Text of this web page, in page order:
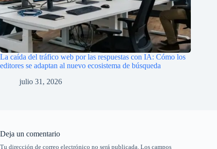
La caída del tráfico web por las respuestas con IA: Cómo los
editores se adaptan al nuevo ecosistema de búsqueda
julio 31, 2026
Deja un comentario
Tu dirección de correo electrónico no será publicada. Los campos